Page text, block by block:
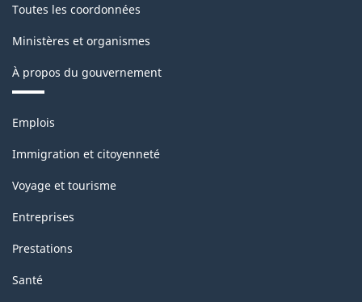
Toutes les coordonnées
Ministères et organismes
À propos du gouvernement
Thèmes
sujets
Emplois
Immigration et citoyenneté
Voyage et tourisme
Entreprises
Prestations
Santé